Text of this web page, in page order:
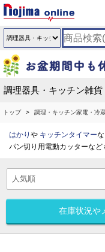
調理器具・キッチン雑貨
トップ 調理・キッチン家電・冷
はかり や キッチンタイマー
パン切り用電動カッターなど
在庫状況や